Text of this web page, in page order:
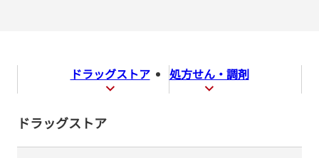
ドラッグストア 処方せん・調剤
ドラッグストア